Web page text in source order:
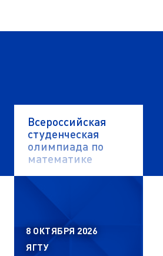
Всероссийская
студенческая
олимпиада по
математике
8 ОКТЯБРЯ 2026
ЯГТУ